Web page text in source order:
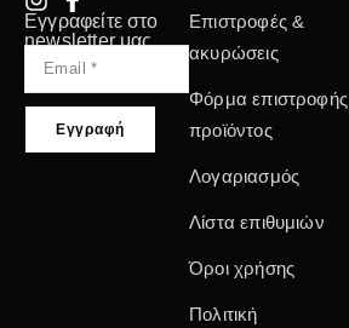
Εγγραφείτε στο
newsletter μας
Επιστροφές &
ακυρώσεις
Φόρμα επιστροφής
προϊόντος
Λογαριασμός
Λίστα επιθυμιών
Όροι χρήσης
Πολιτική